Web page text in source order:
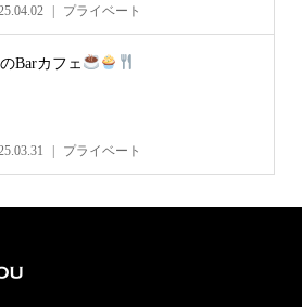
プライベート
Barカフェ
プライベート